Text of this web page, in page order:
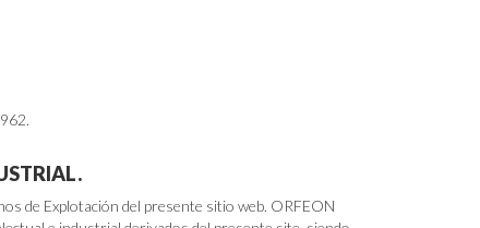
de Explotación del presente sitio web. ORFEON